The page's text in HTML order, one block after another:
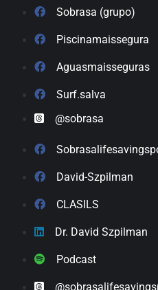
Sobrasa (grupo)
Piscinamaissegura
Aguasmaisseguras
Surf.salva
@sobrasa
David-Szpilman
CLASILS
Dr. David Szpilman
Podcast